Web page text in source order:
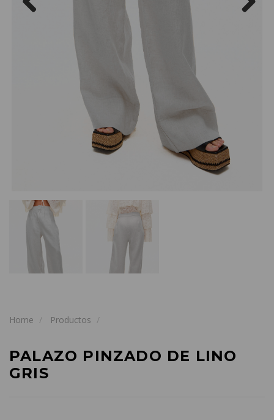
Home Productos
PALAZO PINZADO DE LINO
GRIS